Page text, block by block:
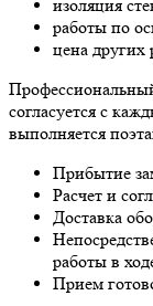
изоляция
работы по
цена других
согласуется с
выполняется
Прибытие
Расчет и
Доставка
работы в
Прием